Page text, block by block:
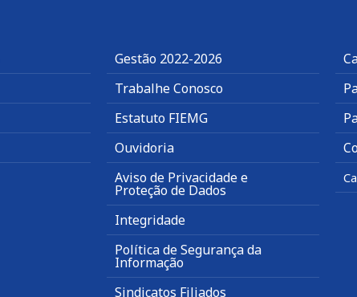
Gestão 2022-2026
Trabalhe Conosco
Estatuto FIEMG
Ouvidoria
Aviso de Privacidade e
Proteção de Dados
Integridade
Política de Segurança da
Informação
Sindicatos Filiados